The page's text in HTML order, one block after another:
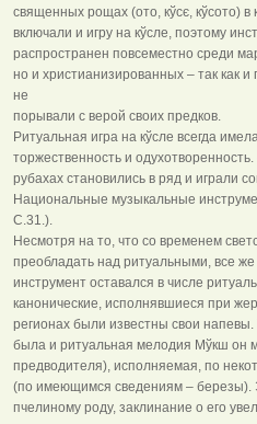
священных рощах (ото, кўсє, кўсото) в
включали и игру на кўсле, поэтому
распространен повсеместно среди
но и христианизированных – так как и
не
порывали с верой своих предков.
Ритуальная игра на кўсле всегда
торжественность и
рубахах становились в ряд и играли
Национальные музыкальные
С.31.).
Несмотря на то, что со временем
преобладать над ритуальными, все
инструмент оставался в числе
канонические, исполнявшиеся при
регионах были известны свои напевы.
была и ритуальная мелодия Мўкш он
предводителя), исполняемая, по
(по имеющимся сведениям – березы).
пчелиному роду, заклинание о его